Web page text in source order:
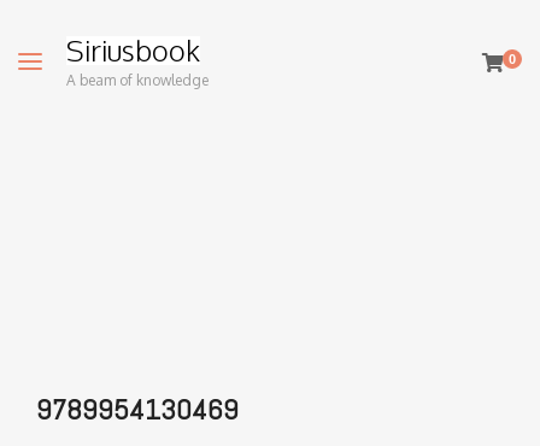
Siriusbook
A beam of knowledge
0
9789954130469